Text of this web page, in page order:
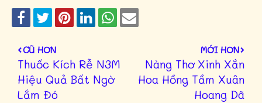
MỚI HƠN
Nàng Thơ Xinh Xắn
Hoa Hồng Tầm Xuân
Hoang Dã
CŨ HƠN
Thuốc Kích Rễ N3M
Hiệu Quả Bất Ngờ
Lắm Đó